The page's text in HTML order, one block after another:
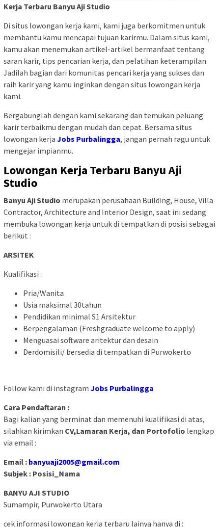
Kerja Terbaru Banyu Aji Studio
Di situs lowongan kerja kami, kami juga berkomitmen untuk
membantu kamu mencapai tujuan karirmu. Dalam situs kami,
kamu akan menemukan artikel-artikel bermanfaat tentang
saran karir, tips pencarian kerja, dan pelatihan keterampilan.
Jadilah bagian dari komunitas pencari kerja yang sukses dan
raih karir yang kamu inginkan dengan situs lowongan kerja
kami.
Bergabunglah dengan kami sekarang dan temukan peluang
karir terbaikmu dengan mudah dan cepat. Bersama situs
lowongan kerja Jobs Purbalingga, jangan pernah ragu untuk
mengejar impianmu.
Lowongan Kerja Terbaru Banyu Aji
Studio
Banyu Aji Studio merupakan perusahaan Building, House, Villa
Contractor, Architecture and Interior Design, saat ini sedang
membuka lowongan kerja untuk di tempatkan di posisi sebagai
berikut :
ARSITEK
Kualifikasi :
Pria/Wanita
Usia maksimal 30tahun
Pendidikan minimal S1 Arsitektur
Berpengalaman (Freshgraduate welcome to apply)
Menguasai software aritektur dan desain
Derdomisili/ bersedia di tempatkan di Purwokerto
Follow kami di instagram Jobs Purbalingga
Cara Pendaftaran :
Bagi kalian yang berminat dan memenuhi kualifikasi di atas,
silahkan kirimkan CV,Lamaran Kerja, dan Portofolio lengkap
via email :
Email : banyuaji2005@gmail.com
Subjek : Posisi_Nama
BANYU AJI STUDIO
Sumampir, Purwokerto Utara
cek informasi lowongan kerja terbaru lainya hanya di :